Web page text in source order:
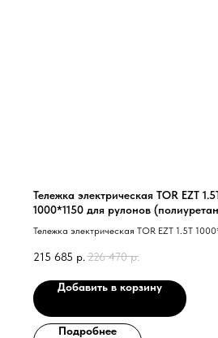
Тележка электрическая TOR EZT
1000*1150 для рулонов
Тележка электрическая TOR EZT 1.5T
215 685 р. 226 470 р.
Добавить в корзину
Подробнее